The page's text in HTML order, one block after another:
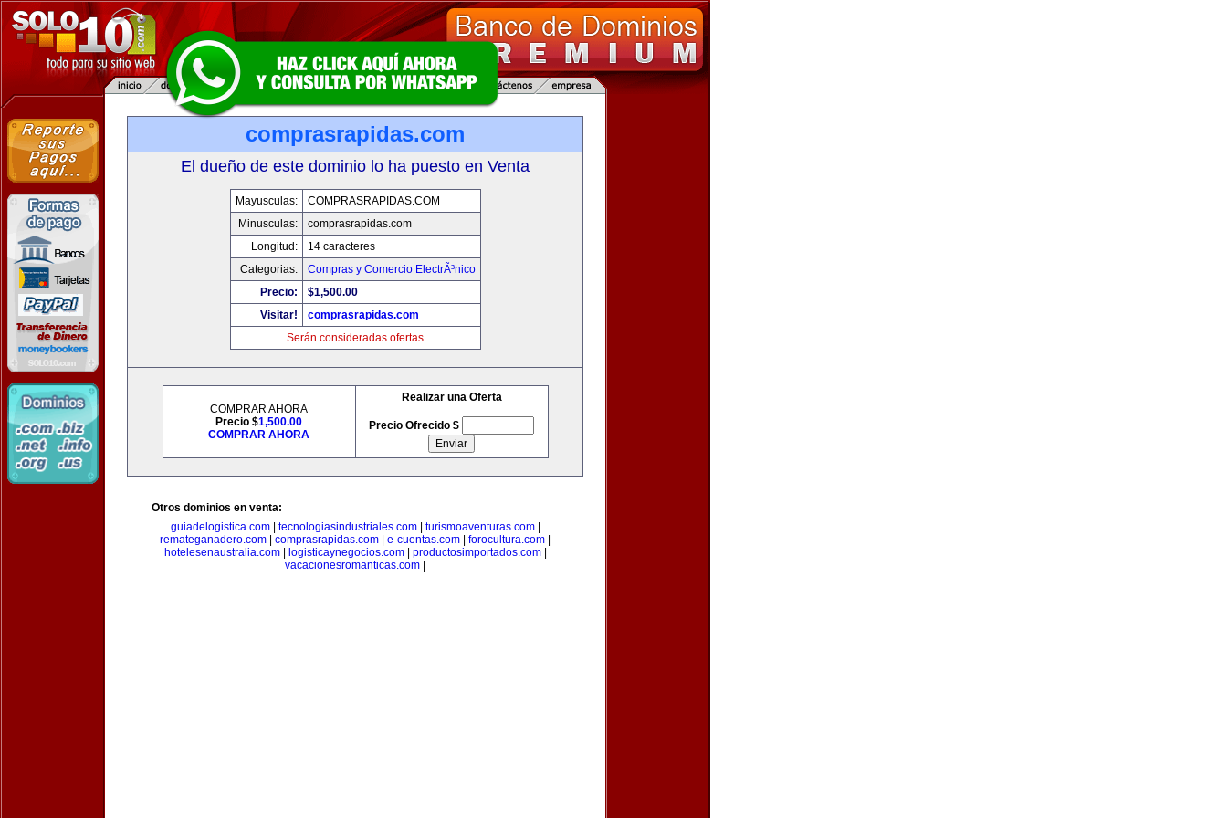
comprasrapidas.com
El dueño de este dominio lo ha puesto en Venta
Mayusculas:
COMPRASRAPIDAS.COM
Minusculas:
comprasrapidas.com
Longitud:
14 caracteres
Categorias:
Compras y Comercio ElectrÃ³nico
Precio:
$1,500.00
Visitar!
comprasrapidas.com
Serán consideradas ofertas
COMPRAR AHORA
Precio $1,500.00
COMPRAR AHORA
Realizar una Oferta
Precio Ofrecido $
Otros dominios en venta:
guiadelogistica.com| tecnologiasindustriales.com| turismoaventuras.com|
remateganadero.com
comprasrapidas.com e-cuentas.com forocultura.com
hotelesenaustralia.com| logisticaynegocios.com| productosimportados.com|
vacacionesromanticas.com